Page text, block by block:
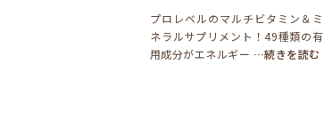
プロレベルのマルチビタミン＆ミ
ネラルサプリメント！49種類の有
用成分がエネルギー …続きを読む